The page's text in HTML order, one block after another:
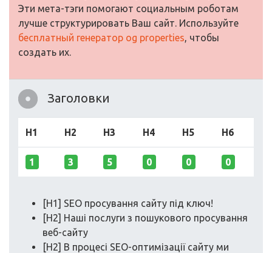
Эти мета-тэги помогают социальным роботам
лучше структурировать Ваш сайт. Используйте
бесплатный генератор og properties, чтобы
создать их.
Заголовки
H1 H2 H3 H4 H5 H6
1 3 5 0 0 0
[H1] SEO просування сайту під ключ!
[H2] Наші послуги з пошукового просування
веб-сайту
[H2] В процесі SEO-оптимізації сайту ми